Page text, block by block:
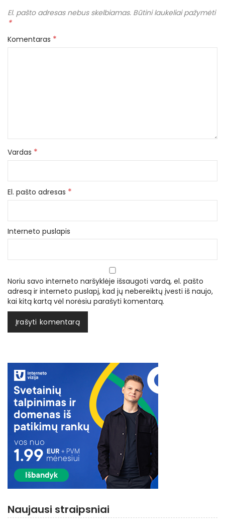
El. pašto adresas nebus skelbiamas. Būtini laukeliai pažymėti
*
Komentaras *
Vardas *
El. pašto adresas *
Interneto puslapis
Noriu savo interneto naršyklėje išsaugoti vardą, el. pašto
adresą ir interneto puslapį, kad jų nebereiktų įvesti iš naujo,
kai kitą kartą vėl norėsiu parašyti komentarą.
Naujausi straipsniai